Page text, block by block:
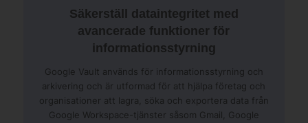
Säkerställ dataintegritet med
avancerade funktioner för
informationsstyrning
Google Vault används för informationsstyrning och
arkivering och är utformad för att hjälpa företag och
organisationer att lagra, söka och exportera data från
Google Workspace-tjänster såsom Gmail, Google